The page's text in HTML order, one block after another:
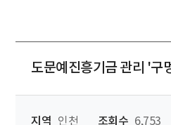
도문예진흥기금 관리 '구
지역 인천 조회수 6,753